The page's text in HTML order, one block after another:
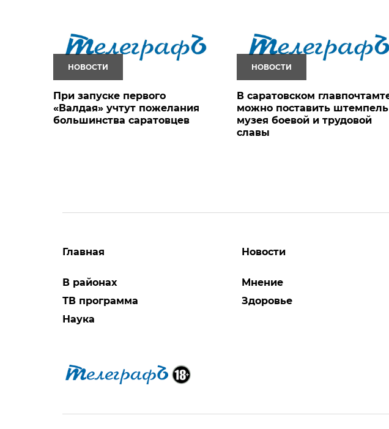
НОВОСТИ
При запуске первого
«Валдая» учтут пожелания
большинства саратовцев
НОВОСТИ
В саратовском
можно поставить штемпель
музея боевой и трудовой
славы
Главная
В районах
ТВ программа
Наука
Новости
Мнение
Здоровье